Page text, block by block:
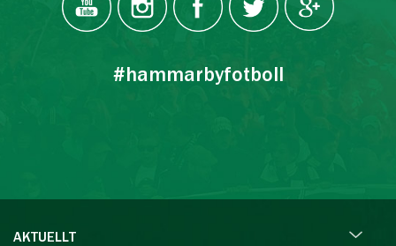
#hammarbyfotboll
AKTUELLT